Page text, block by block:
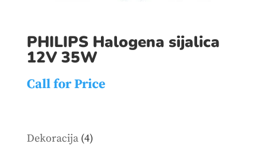
PHILIPS Halogena sijalica
12V 35W
Call for Price
Dekoracija 44